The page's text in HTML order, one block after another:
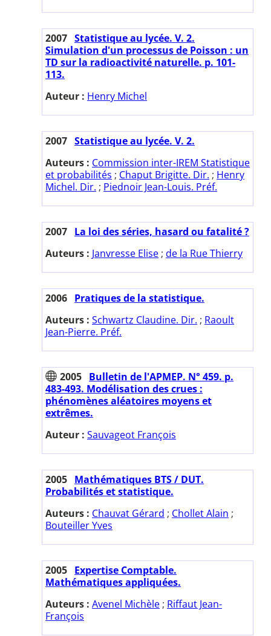
2007 Statistique au lycée. V. 2.
Simulation d'un processus de Poisson : un
TD sur la radioactivité naturelle. p. 101-
113.
Auteur : Henry Michel
2007 Statistique au lycée. V. 2.
Auteurs : Commission inter-IREM Statistique
et probabilités ; Chaput Brigitte. Dir. ; Henry
Michel. Dir. ; Piednoir Jean-Louis. Préf.
2007 La loi des séries, hasard ou fatalité ?
Auteurs : Janvresse Elise ; de la Rue Thierry
2006 Pratiques de la statistique.
Auteurs : Schwartz Claudine. Dir. ; Raoult
Jean-Pierre. Préf.
2005 Bulletin de l'APMEP. N° 459. p.
483-493. Modélisation des crues :
phénomènes aléatoires moyens et
extrêmes.
Auteur : Sauvageot François
2005 Mathématiques BTS / DUT.
Probabilités et statistique.
Auteurs : Chauvat Gérard ; Chollet Alain ;
Bouteiller Yves
2005 Expertise Comptable.
Mathématiques appliquées.
Auteurs : Avenel Michèle ; Riffaut Jean-
François